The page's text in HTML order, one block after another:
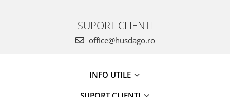
SUPORT CLIENTI
office@husdago.ro
INFO UTILE